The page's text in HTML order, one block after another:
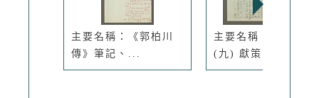
主要名稱：《郭柏川
傳》筆記、...
主要名稱：徐渭傳：
(九) 獻策